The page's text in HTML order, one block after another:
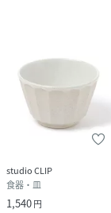
studio CLIP
食器・皿
1,540円